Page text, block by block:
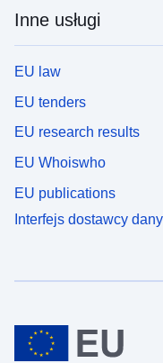
Inne usługi
EU law
EU tenders
EU research results
EU Whoiswho
EU publications
Interfejs dostawcy